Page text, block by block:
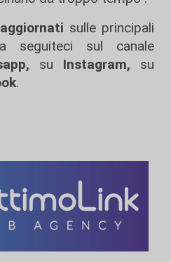
sulle principali
seguiteci sul canale
su Instagram, su
.